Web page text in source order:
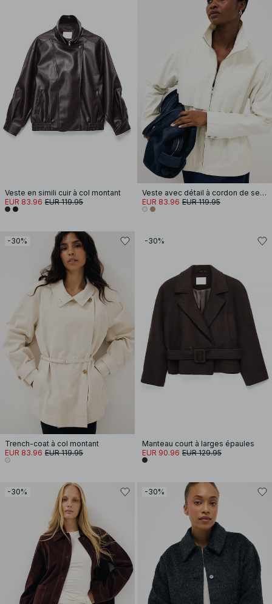
Veste en simili cuir à col montant
EUR 83.96 EUR 119.95
Veste avec détail à cordon de serrage
EUR 83.96 EUR 119.95
-30%
Trench-coat à col montant
EUR 83.96 EUR 119.95
-30%
Manteau court à larges épaules
EUR 90.96 EUR 129.95
-30% -30%